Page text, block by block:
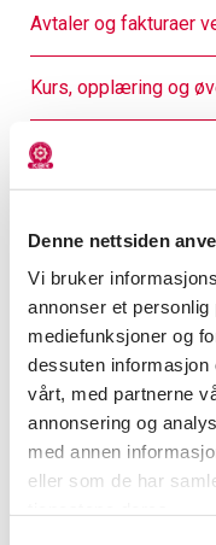
Denne nettsiden
Vi bruker
annonser et
mediefunksjoner og
dessuten informasjon
vårt, med partnerne
annonsering og
med annen
eller som de har
Avtaler og fakturaer
Kurs, opplæring og
Feiing og tilsyn av
arrangementer
Sporadisk overnatting
Sanering av oljetanker
Tilsyn med særskilte
Bekymringsmeldinger